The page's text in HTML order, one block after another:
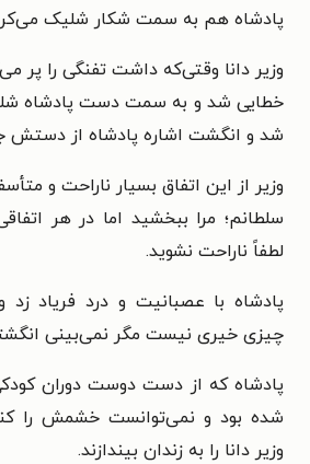
پادشاه هم به سمت شکار شلیک
وزیر دانا وقتی‌که داشت تفنگی را پر
خطایی شد و به سمت دست پادشاه
شد و انگشت اشاره پادشاه از دستش
وزیر از این اتفاق بسیار ناراحت و
سلطانم؛ مرا ببخشید اما در هر
لطفاً ناراحت نشوید.
پادشاه با عصبانیت و درد فریاد
چیزی خیری نیست مگر نمی‌بینی
پادشاه که از دست دوست دوران
شده بود و نمی‌توانست خشمش را
وزیر دانا را به زندان بیندازند.